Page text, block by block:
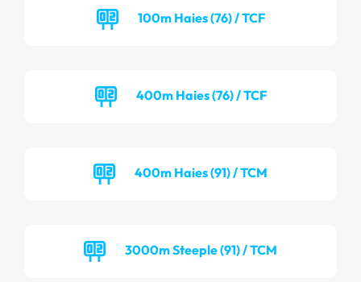
100m Haies (76) / TCF
400m Haies (76) / TCF
400m Haies (91) / TCM
3000m Steeple (91) / TCM